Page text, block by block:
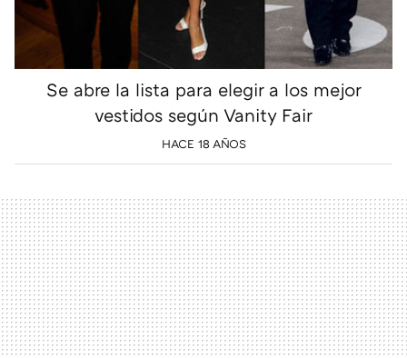
Se abre la lista para elegir a los mejor
vestidos según Vanity Fair
HACE 18 AÑOS